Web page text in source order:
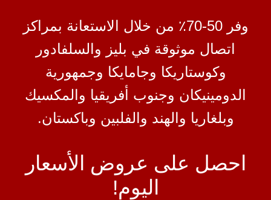
وفر 50-70٪ من خلال الاستعانة بمراكز
اتصال موثوقة في بليز والسلفادور
وكوستاريكا وجامايكا وجمهورية
الدومينيكان وجنوب أفريقيا والمكسيك
وبلغاريا والهند والفلبين وباكستان.
احصل على عروض الأسعار
اليوم!